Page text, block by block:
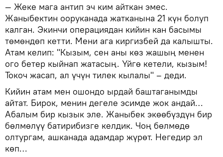
— Жеке мага антип эч ким айткан эмес.
Жаныбектин ооруканада жатканына 21 күн болуп
калган. Экинчи операциядан кийин кан басымы
төмөндөп кетти. Мени ага киргизбей да калышты.
Атам келип: "Кызым, сен аны көз жашың менен
ого бетер кыйнап жатасың. Үйгө кетели, кызым!
Токоч жасап, ал үчүн тилек кылалы" – деди.
Кийин атам мен ошондо ырдай баштаганымды
айтат. Бирок, менин дегеле эсимде жок андай…
Абалым бир кызык эле. Жаныбек экөөбүздүн бир
бөлмөлүү батирибизге келдик. Чоң бөлмөдө
олтургам, ашканада адамдар жүрөт. Негедир эл
көп…